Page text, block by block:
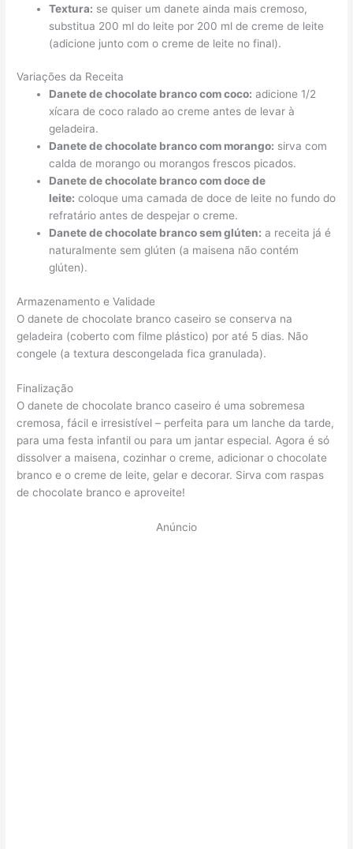
Textura: se quiser um danete ainda mais cremoso,
substitua 200 ml do leite por 200 ml de creme de leite
(adicione junto com o creme de leite no final).
Variações da Receita
Danete de chocolate branco com coco: adicione 1/2
xícara de coco ralado ao creme antes de levar à
geladeira.
Danete de chocolate branco com morango: sirva com
calda de morango ou morangos frescos picados.
Danete de chocolate branco com doce de
leite: coloque uma camada de doce de leite no fundo do
refratário antes de despejar o creme.
Danete de chocolate branco sem glúten: a receita já é
naturalmente sem glúten (a maisena não contém
glúten).
Armazenamento e Validade
O danete de chocolate branco caseiro se conserva na
geladeira (coberto com filme plástico) por até 5 dias. Não
congele (a textura descongelada fica granulada).
Finalização
O danete de chocolate branco caseiro é uma sobremesa
cremosa, fácil e irresistível – perfeita para um lanche da tarde,
para uma festa infantil ou para um jantar especial. Agora é só
dissolver a maisena, cozinhar o creme, adicionar o chocolate
branco e o creme de leite, gelar e decorar. Sirva com raspas
de chocolate branco e aproveite!
Anúncio